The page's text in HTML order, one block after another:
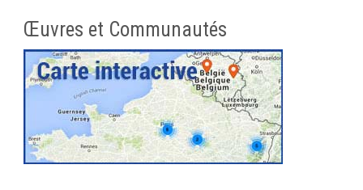
Œuvres et Communautés